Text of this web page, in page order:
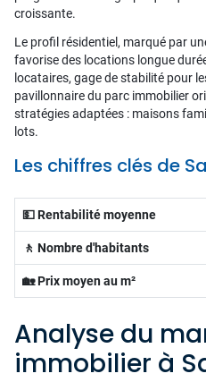
croissante.
Le profil résidentiel, marqué par
favorise des locations longue
locataires, gage de stabilité pour
pavillonnaire du parc immobilier
stratégies adaptées : maisons
lots.
Les chiffres clés de
💵 Rentabilité moyenne
🚶 Nombre d'habitants
🏡 Prix moyen au m²
Analyse du
immobilier à